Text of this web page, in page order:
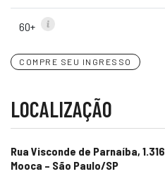
60+
COMPRE SEU INGRESSO
LOCALIZAÇÃO
Rua Visconde de Parnaíba, 1.316
Mooca – São Paulo/SP